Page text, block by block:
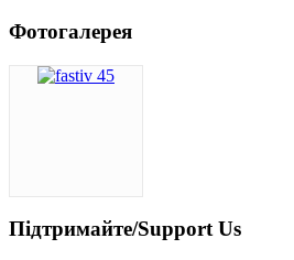
Фотогалерея
Підтримайте/Support Us